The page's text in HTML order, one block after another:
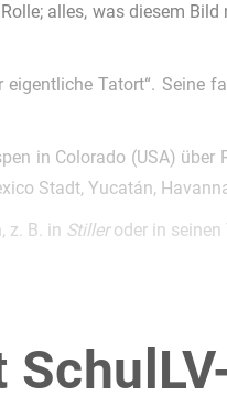
alles, was diesem
Tatort“. Seine
in Colorado (USA) über
Stadt, Yucatán,
z. B. in Stilleroder in seinen